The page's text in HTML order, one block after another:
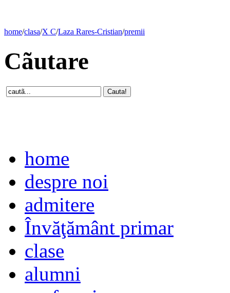
home/clasa/X C/Laza Rares-Cristian/premii
Cãutare
home
despre noi
admitere
Învăţământ primar
clase
alumni